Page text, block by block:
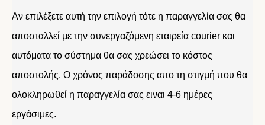
Αν επιλέξετε αυτή την επιλογή τότε η παραγγελία σας θα
αποσταλλεί με την συνεργαζόμενη εταιρεία courier και
αυτόματα το σύστημα θα σας χρεώσει το κόστος
αποστολής. Ο χρόνος παράδοσης απο τη στιγμή που θα
ολοκληρωθεί η παραγγελία σας ειναι 4-6 ημέρες
εργάσιμες.